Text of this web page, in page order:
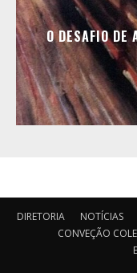
O DESAFIO DE
DIRETORIA NOTÍCIAS
CONVEÇÃO